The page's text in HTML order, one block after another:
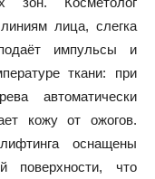
лица, слегка
импульсы и
ткани: при
автоматически
кожу от ожогов.
оснащены
поверхности, что